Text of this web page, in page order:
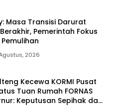
Masa Transisi Darurat
Pemerintah Fokus
2026
Kecewa KORMI Pusat
Tuan Rumah FORNAS
Keputusan Sepihak dan